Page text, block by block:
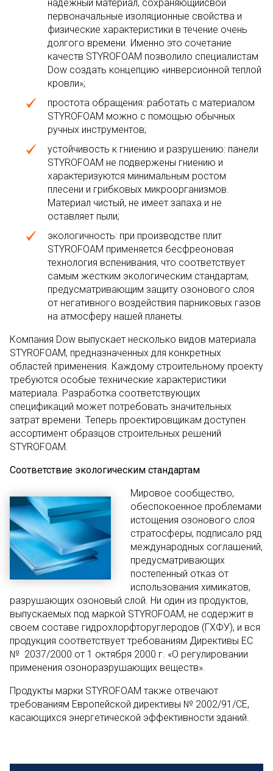
надежный материал, сохраняющийсвои
первоначальные изоляционные свойства и
физические характеристики в течение очень
долгого времени. Именно это сочетание
качеств STYROFOAM позволило специалистам
Dow создать концепцию «инверсионной теплой
кровли»;
простота обращения: работать с материалом
STYROFOAM можно с помощью обычных
ручных инструментов;
устойчивость к гниению и разрушению: панели
STYROFOAM не подвержены гниению и
характеризуются минимальным ростом
плесени и грибковых микроорганизмов.
Материал чистый, не имеет запаха и не
оставляет пыли;
экологичность: при производстве плит
STYROFOAM применяется бесфреоновая
технология вспенивания, что соответствует
самым жестким экологическим стандартам,
предусматривающим защиту озонового слоя
от негативного воздействия парниковых газов
на атмосферу нашей планеты.
Компания Dow выпускает несколько видов материала
STYROFOAM, предназначенных для конкретных
областей применения. Каждому строительному проекту
требуются особые технические характеристики
материала. Разработка соответствующих
спецификаций может потребовать значительных
затрат времени. Теперь проектировщикам доступен
ассортимент образцов строительных решений
STYROFOAM.
Соответствие экологическим стандартам
Мировое сообщество,
обеспокоенное проблемами
истощения озонового слоя
стратосферы, подписало ряд
международных соглашений,
предусматривающих
постепенный отказ от
использования химикатов,
разрушающих озоновый слой. Ни один из продуктов,
выпускаемых под маркой STYROFOAM, не содержит в
своем составе гидрохлорфторуглеродов (ГХФУ), и вся
продукция соответствует требованиям Директивы ЕС
№ 2037/2000 от 1 октября 2000 г. «О регулировании
применения озоноразрушающих веществ».
Продукты марки STYROFOAM также отвечают
требованиям Европейской директивы № 2002/91/СЕ,
касающихся энергетической эффективности зданий.